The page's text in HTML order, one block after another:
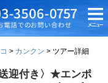
カンクン ツアー詳細
迎付き〉★エンポ